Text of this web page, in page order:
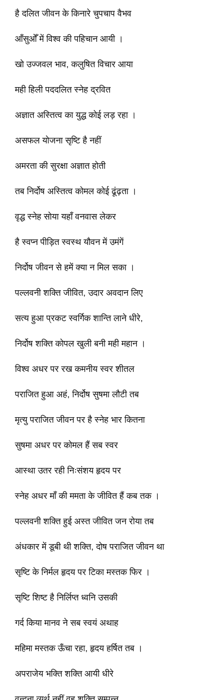
है दलित जीवन के किनारे चुपचाप वैभव
आँसुओँ में विश्व की पहिचान आयी ।
खो उज्जवल भाव, कलुषित विचार आया
मही हिली पददलित स्नेह द्रवित
अज्ञात अस्तित्व का युद्ध कोई लड़ रहा ।
असफल योजना सृष्टि है नहीं
अमरता की सुरक्षा अज्ञात होती
तब निर्दोष अस्तित्व कोमल कोई ढूंढ़ता ।
वृद्ध स्नेह सोया यहाँ वनवास लेकर
है स्वप्न पीड़ित स्वस्थ यौवन में उमंगें
निर्दोष जीवन से हमें क्या न मिल सका ।
पल्लवनी शक्ति जीवित, उदार अवदान लिए
सत्य हुआ प्रकट स्वर्गिक शान्ति लाने धीरे,
निर्दोष शक्ति कोपल खुली बनी मही महान ।
विश्व अधर पर रख कमनीय स्वर शीतल
पराजित हुआ अहं, निर्दोष सुषमा लौटी तब
मृत्यु पराजित जीवन पर है स्नेह भार कितना
सुषमा अधर पर कोमल हैं सब स्वर
आस्था उतर रही निःसंशय हृदय पर
स्नेह अधर माँ की ममता के जीवित हैं कब तक ।
पल्लवनी शक्ति हुई अस्त जीवित जन रोया तब
अंधकार में डूबी थी शक्ति, दोष पराजित जीवन था
सृष्टि के निर्मल हृदय पर टिका मस्तक फिर ।
सृष्टि शिष्ट है निर्लिप्त ध्वनि उसकी
गर्द किया मानव ने सब स्वयं अथाह
महिमा मस्तक ऊँचा रहा, हृदय हर्षित तब ।
अपराजेय भक्ति शक्ति आयी धीरे